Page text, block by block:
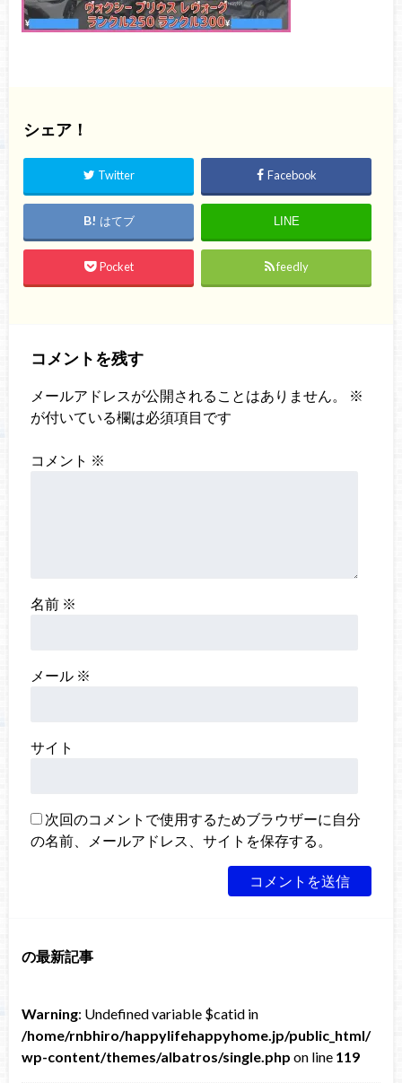
シェア！
Twitter Facebook
はてブ LINE
Pocket feedly
コメントを残す
メールアドレスが公開されることはありません。
※
が付いている欄は必須項目です
コメント ※
名前 ※
メール ※
サイト
次回のコメントで使用するためブラウザーに自分
の名前、メールアドレス、サイトを保存する。
の最新記事
Warning: Undefined variable $catid in
/home/rnbhiro/happylifehappyhome.jp/public_html/
wp-content/themes/albatros/single.php on line 119